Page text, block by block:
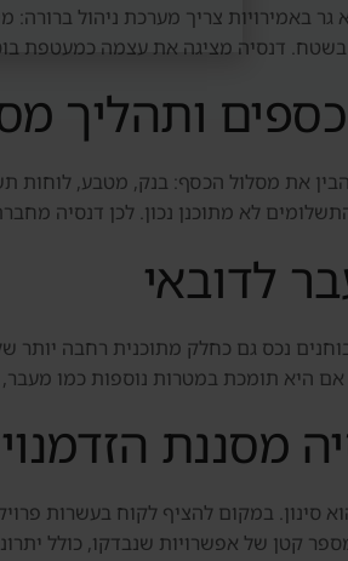
באמירויות צריך מערכת ניהול
דנסיה מציגה את עצמה כמעטפת
ותהליך
את מסלול הכסף: בנק, מטבע, לוחות
לא מתוכנן נכון. לכן דנסיה
לדובאי
היא תומכת במטרות נוספות כמו מעבר,
מסננת
סינון. במקום להציף לקוח בעשרות
קטן של אפשרויות שנבדקו, כולל